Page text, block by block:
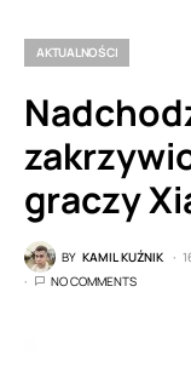
AKTUALNOŚCI
graczy
BY KAMIL KUŹNIK
NO COMMENTS